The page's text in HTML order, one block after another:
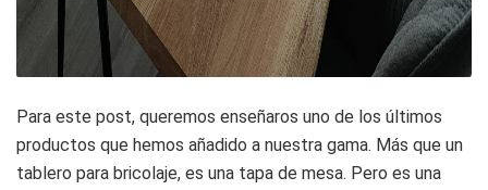
Para este post, queremos enseñaros uno de los últimos
productos que hemos añadido a nuestra gama. Más que un
tablero para bricolaje, es una tapa de mesa. Pero es una